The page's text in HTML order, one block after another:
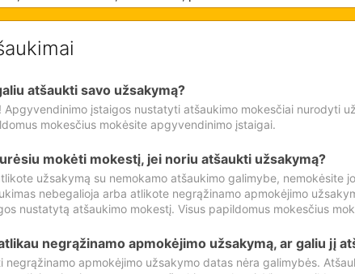
atšaukti savo užsakymą?
Apgyvendinimo įstaigos nustatyti atšaukimo mokesčiai nurodyti
mokesčius mokėsite apgyvendinimo įstaigai.
mokėti mokestį, jei noriu atšaukti užsakymą?
užsakymą su nemokamo atšaukimo galimybe, nemokėsite
nebegalioja arba atlikote negrąžinamo apmokėjimo
nustatytą atšaukimo mokestį. Visus papildomus mokesčius
negrąžinamo apmokėjimo užsakymą, ar galiu jį
negrąžinamo apmokėjimo užsakymo datas nėra galimybės.